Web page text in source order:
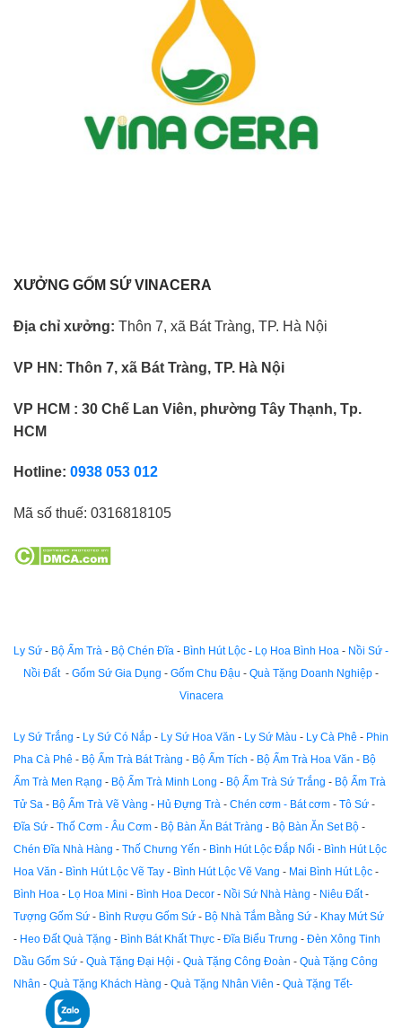
XƯỞNG GỐM SỨ VINACERA
Địa chỉ xưởng: Thôn 7, xã Bát Tràng, TP. Hà Nội
VP HN: Thôn 7, xã Bát Tràng, TP. Hà Nội
VP HCM : 30 Chế Lan Viên, phường Tây Thạnh, Tp.
HCM
Hotline: 0938 053 012
Mã số thuế: 0316818105
Ly Sứ - Bộ Ấm Trà - Bộ Chén Đĩa - Bình Hút Lộc - Lọ Hoa Bình Hoa - Nồi Sứ -
Nồi Đất - Gốm Sứ Gia Dụng - Gốm Chu Đậu - Quà Tặng Doanh Nghiệp -
Vinacera
Ly Sứ Trắng - Ly Sứ Có Nắp - Ly Sứ Hoa Văn - Ly Sứ Màu - Ly Cà Phê - Phin
Pha Cà Phê - Bộ Ấm Trà Bát Tràng - Bộ Ấm Tích - Bộ Ấm Trà Hoa Văn - Bộ
Ấm Trà Men Rạng - Bộ Ấm Trà Minh Long - Bộ Ấm Trà Sứ Trắng - Bộ Ấm Trà
Tử Sa - Bộ Ấm Trà Vẽ Vàng - Hủ Đựng Trà - Chén cơm - Bát cơm - Tô Sứ -
Đĩa Sứ - Thố Cơm - Âu Cơm - Bộ Bàn Ăn Bát Tràng - Bộ Bàn Ăn Set Bộ -
Chén Đĩa Nhà Hàng - Thố Chưng Yến - Bình Hút Lộc Đắp Nổi - Bình Hút Lộc
Hoa Văn - Bình Hút Lộc Vẽ Tay - Bình Hút Lộc Vẽ Vang - Mai Bình Hút Lộc -
Bình Hoa - Lọ Hoa Mini - Bình Hoa Decor - Nồi Sứ Nhà Hàng - Niêu Đất-
Tượng Gốm Sứ - Bình Rượu Gốm Sứ - Bộ Nhà Tắm Bằng Sứ - Khay Mứt Sứ
- Heo Đất Quà Tặng - Bình Bát Khất Thực - Đĩa Biểu Trưng - Đèn Xông Tinh
Dầu Gốm Sứ - Quà Tặng Đại Hội - Quà Tặng Công Đoàn - Quà Tặng Công
Nhân - Quà Tặng Khách Hàng - Quà Tặng Nhân Viên - Quà Tặng Tết-